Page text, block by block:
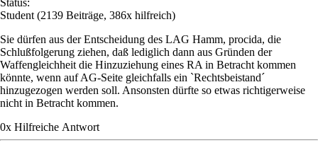
Student (2139 Beiträge, 386x hilfreich)
Sie dürfen aus der Entscheidung des LAG Hamm, procida, die
Schlußfolgerung ziehen, daß lediglich dann aus Gründen der
Waffengleichheit die Hinzuziehung eines RA in Betracht kommen
könnte, wenn auf AG-Seite gleichfalls ein `Rechtsbeistand´
hinzugezogen werden soll. Ansonsten dürfte so etwas richtigerweise
nicht in Betracht kommen.
0x Hilfreiche Antwort